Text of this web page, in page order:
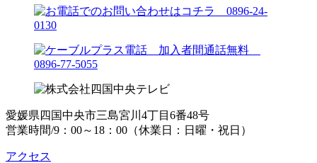
愛媛県四国中央市三島宮川4丁目6番48号
営業時間/9：00～18：00（休業日：日曜・祝日）
アクセス